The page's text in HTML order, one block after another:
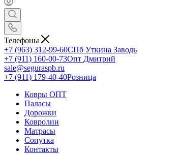
Телефоны
+7 (963) 312-99-60СПб Уткина Заводь
+7 (911) 160-00-73Опт Дмитрий
sale@seguraspb.ru
+7 (911) 179-40-40Розница
Ковры ОПТ
Паласы
Дорожки
Ковролин
Матрасы
Сопутка
Контакты